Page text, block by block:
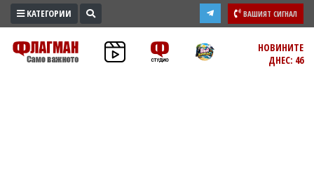
ПРОМО
ЗОНА
КАТЕГОРИИ ВАШИЯТ СИГНАЛ
НОВИНИТЕ
ДНЕС: 46